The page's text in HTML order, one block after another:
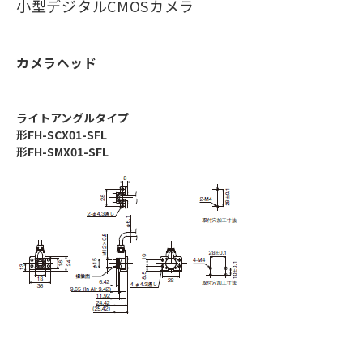
小型デジタルCMOSカメラ
カメラヘッド
ライトアングルタイプ
形FH-SCX01-SFL
形FH-SMX01-SFL